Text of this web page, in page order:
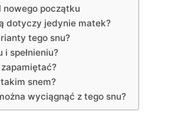
nowego początku
dotyczy jedynie matek?
tego snu?
spełnieniu?
snem?
wyciągnąć z tego snu?